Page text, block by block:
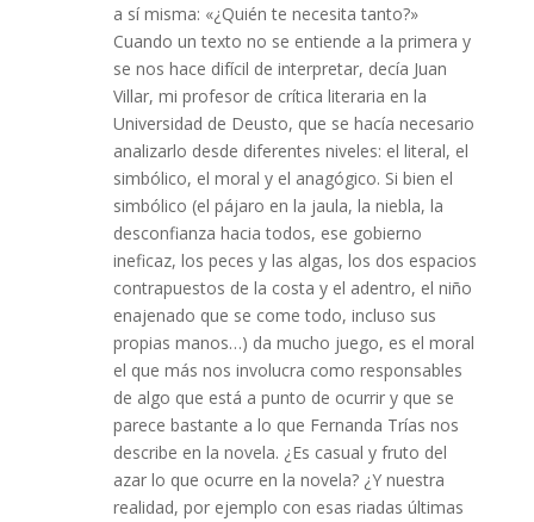
a sí misma: «¿Quién te necesita tanto?»
Cuando un texto no se entiende a la primera y
se nos hace difícil de interpretar, decía Juan
Villar, mi profesor de crítica literaria en la
Universidad de Deusto, que se hacía necesario
analizarlo desde diferentes niveles: el literal, el
simbólico, el moral y el anagógico. Si bien el
simbólico (el pájaro en la jaula, la niebla, la
desconfianza hacia todos, ese gobierno
ineficaz, los peces y las algas, los dos espacios
contrapuestos de la costa y el adentro, el niño
enajenado que se come todo, incluso sus
propias manos…) da mucho juego, es el moral
el que más nos involucra como responsables
de algo que está a punto de ocurrir y que se
parece bastante a lo que Fernanda Trías nos
describe en la novela. ¿Es casual y fruto del
azar lo que ocurre en la novela? ¿Y nuestra
realidad, por ejemplo con esas riadas últimas